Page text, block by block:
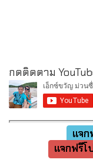
กดติดตาม
แจก
แจกฟรีโ